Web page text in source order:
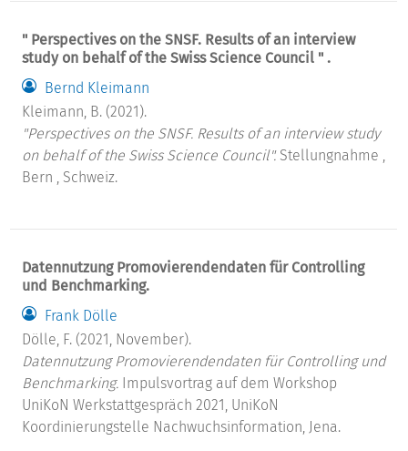
" Perspectives on the SNSF. Results of an interview
study on behalf of the Swiss Science Council " .
Bernd Kleimann
Kleimann, B. (2021).
"Perspectives on the SNSF. Results of an interview study
on behalf of the Swiss Science Council".Stellungnahme ,
Bern , Schweiz.
Datennutzung Promovierendendaten für Controlling
und Benchmarking.
Frank Dölle
Dölle, F. (2021, November).
Datennutzung Promovierendendaten für Controlling und
Benchmarking. Impulsvortrag auf dem Workshop
UniKoN Werkstattgespräch 2021, UniKoN
Koordinierungstelle Nachwuchsinformation, Jena.